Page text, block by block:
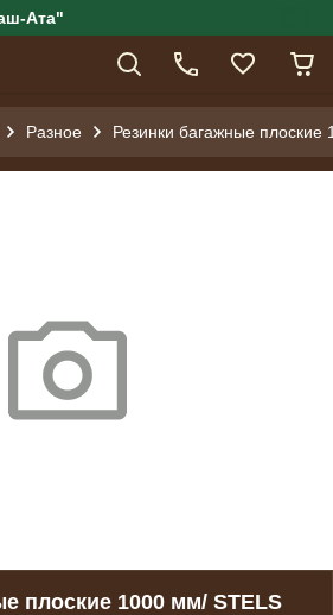
Ата"
Разное Резинки багажные
плоские 1000 мм/ STELS